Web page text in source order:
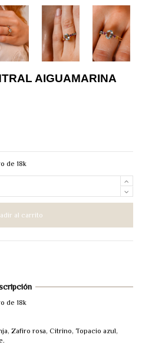
AIGUAMARINA
de 18k
al carrito
de 18k
Zafiro rosa, Citrino, Topacio azul,